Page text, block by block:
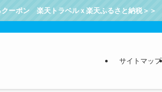
クーポン 楽天トラベルｘ楽天ふるさと納税＞＞
サイトマップ